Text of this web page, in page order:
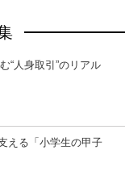
“人身取引”のリアル
える「小学生の甲子